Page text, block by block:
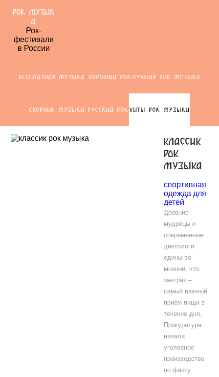
РОК МУЗЫК
А
Рок-
фестивали
в России
БЕСПЛАТНАЯ МУЗЫКА ХОРОШИЙ РОК ЛУЧШАЯ РОК МУЗЫКА
СБОРНИК МУЗЫКИ РУССКИЙ РОК ХИТЫ РОК МУЗЫКИ
классик
рок
музыка
спортивная
одежда для
детей
Древние
мудрецы и
современные
диетологи
едины во
мнении, что
завтрак –
самый важный
приём пищи в
течение дня.
Прокуратура
начала
уголовное
производство
по факту